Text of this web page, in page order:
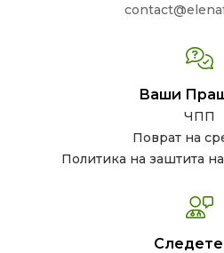
Ваши
ЧПП
Поврат на
Политика на заштита
Следете